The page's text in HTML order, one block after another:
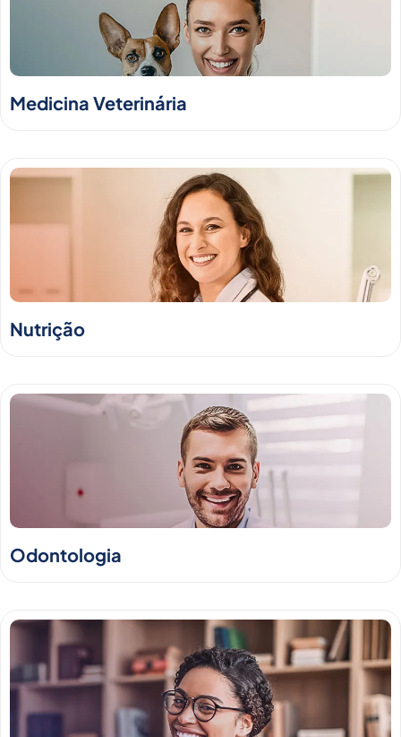
Medicina Veterinária
Nutrição
Odontologia